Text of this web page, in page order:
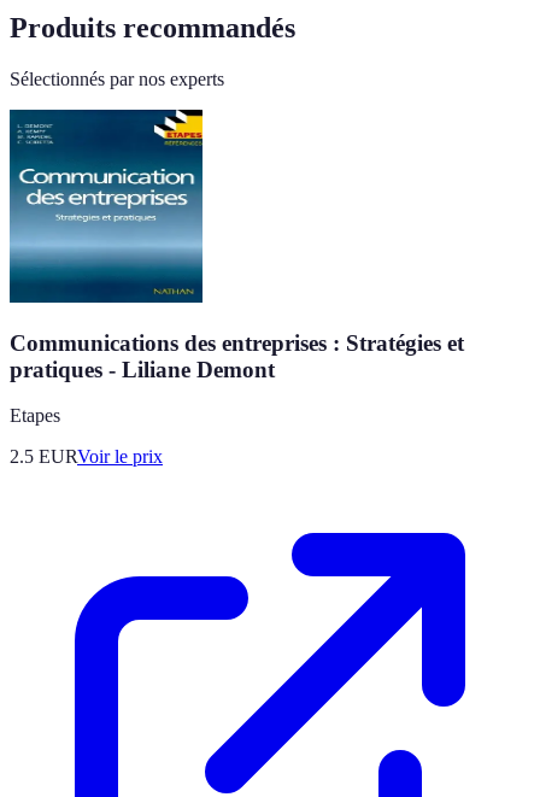
Produits recommandés
Sélectionnés par nos experts
Communications des entreprises : Stratégies et
pratiques - Liliane Demont
Etapes
2.5 EURVoir le prix